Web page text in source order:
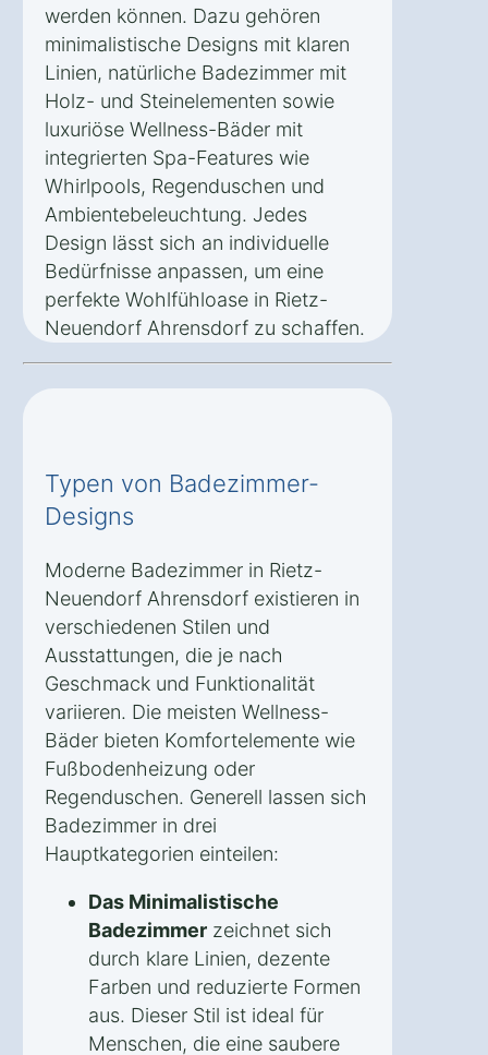
werden können. Dazu gehören
minimalistische Designs mit klaren
Linien, natürliche Badezimmer mit
Holz- und Steinelementen sowie
luxuriöse Wellness-Bäder mit
integrierten Spa-Features wie
Whirlpools, Regenduschen und
Ambientebeleuchtung. Jedes
Design lässt sich an individuelle
Bedürfnisse anpassen, um eine
perfekte Wohlfühloase in Rietz-
Neuendorf Ahrensdorf zu schaffen.
Typen von Badezimmer-
Designs
Moderne Badezimmer in Rietz-
Neuendorf Ahrensdorf existieren in
verschiedenen Stilen und
Ausstattungen, die je nach
Geschmack und Funktionalität
variieren. Die meisten Wellness-
Bäder bieten Komfortelemente wie
Fußbodenheizung oder
Regenduschen. Generell lassen sich
Badezimmer in drei
Hauptkategorien einteilen:
Das Minimalistische
Badezimmer zeichnet sich
durch klare Linien, dezente
Farben und reduzierte Formen
aus. Dieser Stil ist ideal für
Menschen, die eine saubere